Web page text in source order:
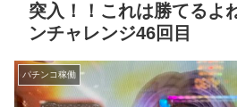
突入！！これは勝てるよ
ンチャレンジ46回目
パチンコ稼働